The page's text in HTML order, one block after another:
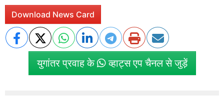
Download News Card
युगांतर प्रवाह के व्हाट्स एप चैनल से जुड़ें